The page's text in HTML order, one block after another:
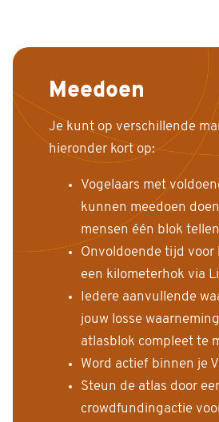
Meedoen
Je kunt op verschillende
hieronder kort op:
Vogelaars met
kunnen meedoen
mensen één blok
Onvoldoende tijd voor
een kilometerhok via
Iedere aanvullende
jouw losse
atlasblok compleet te
Word actief binnen je
Steun de atlas door
crowdfundingactie